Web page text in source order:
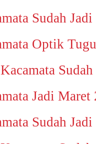
Sudah
Optik
Jadi Maret
Sudah